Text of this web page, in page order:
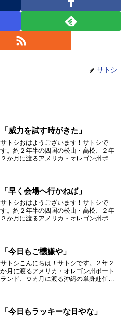
サトシ
「威力を試す時がきた」
サトシおはようございます！サトシで
す。約２年半の四国の松山・高松、２年
２か月に渡るアメリカ・オレゴン州ポー
した。２０２１年３月９日よ...
「早く会場へ行かねば」
サトシおはようございます！サトシで
す。約２年半の四国の松山・高松、２年
２か月に渡るアメリカ・オレゴン州ポー
て、２０２１年３月９日より東...
「今日もご機嫌や」
サトシこんにちは！サトシです。２年２
か月に渡るアメリカ・オレゴン州ポート
ランド、９カ月に渡る沖縄の単身赴任の
品川区南大井で不動産を主...
「今日もラッキーな日やな」